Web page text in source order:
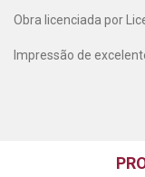
Obra licenciada por
Impressão de